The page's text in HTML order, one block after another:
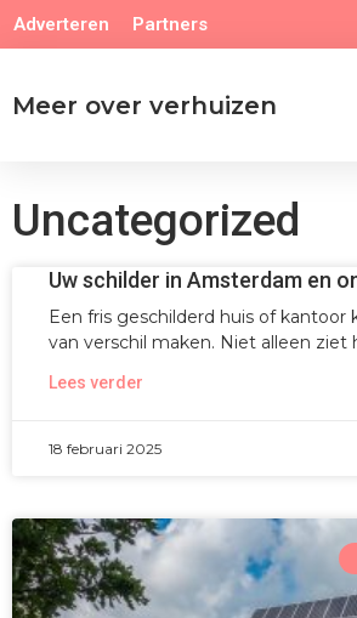
Adverteren Partners
Meer over verhuizen
Uncategorized
Uw schilder in Amsterdam en
Een fris geschilderd huis of kantoor
van verschil maken. Niet alleen ziet
Lees verder
18 februari 2025